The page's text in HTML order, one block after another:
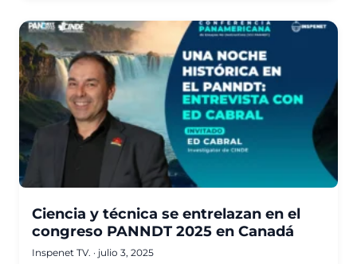
Ciencia y técnica se entrelazan en el
congreso PANNDT 2025 en Canadá
Inspenet TV. · julio 3, 2025